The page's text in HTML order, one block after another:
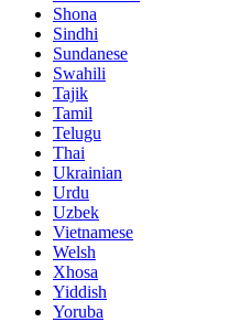
Shona
Sindhi
Sundanese
Swahili
Tajik
Tamil
Telugu
Thai
Ukrainian
Urdu
Uzbek
Vietnamese
Welsh
Xhosa
Yiddish
Yoruba